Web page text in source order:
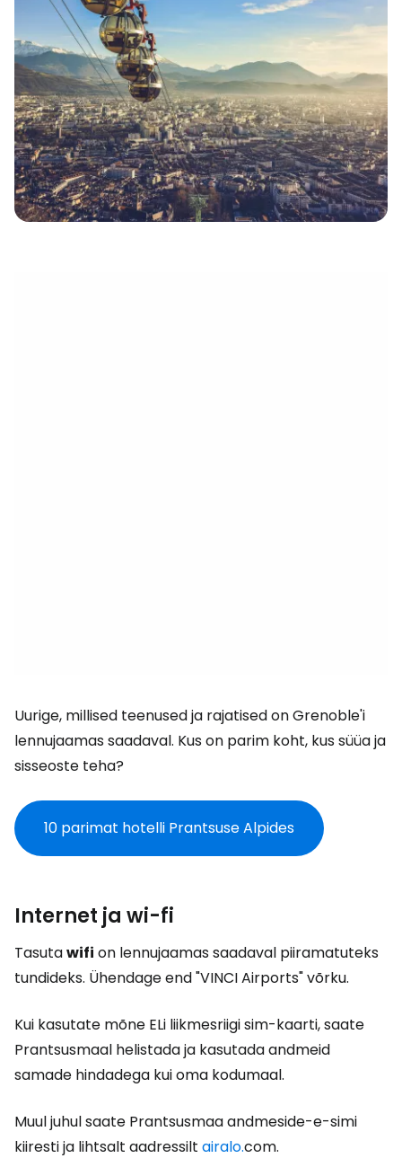
Uurige, millised teenused ja rajatised on Grenoble'i
lennujaamas saadaval. Kus on parim koht, kus süüa ja
sisseoste teha?
10 parimat hotelli Prantsuse Alpides
Internet ja wi-fi
Tasutawifi on lennujaamas saadaval piiramatuteks
tundideks. Ühendage end "VINCI Airports" võrku.
Kui kasutate mõne ELi liikmesriigi sim-kaarti, saate
Prantsusmaal helistada ja kasutada andmeid
samade hindadega kui oma kodumaal.
Muul juhul saate Prantsusmaa andmeside-e-simi
kiiresti ja lihtsalt aadressilt airalo.com.